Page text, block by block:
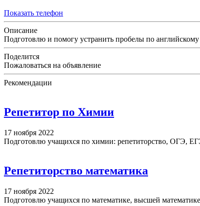
Показать телефон
Описание
Подготовлю и помогу устранить пробелы по
Поделится
Пожаловаться на объявление
Рекомендации
Репетитор по Химии
17 ноября 2022
Подготовлю учащихся по химии: репетиторство, ОГЭ,
Репетиторство математика
17 ноября 2022
Подготовлю учащихся по математике, высшей